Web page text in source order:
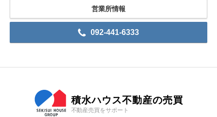
092-441-6333
営業所情報
積水ハウス不動産の売買
不動産売買をサポート